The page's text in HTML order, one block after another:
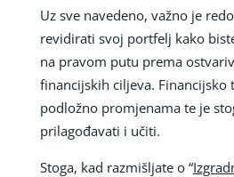
Uz sve navedeno, važno je
revidirati svoj portfelj kako
na pravom putu prema
financijskih ciljeva. Financijsko
podložno promjenama te je
prilagođavati i učiti.
Stoga, kad razmišljate o “